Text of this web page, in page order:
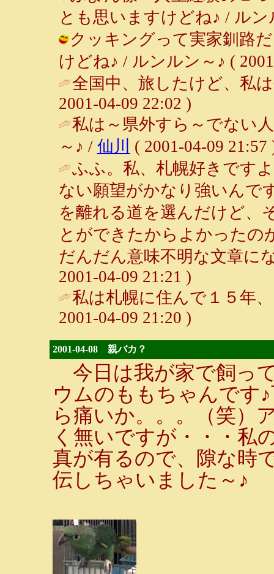
とも思いますけどね♪ / ルン
クッキングって実家釧路
けどね♪ / ルンルン～♪ (
全国中、旅したけど、私
2001-04-09 22:02 )
私は～県外すら～でない
～♪ / 仙川
( 2001-04-09 21:57
ふふ。私、札幌好きです
ない願望がかなり強いんで
を離れる道を選んだけど、
とができたからよかったの
だんだん意味不明な文章に
2001-04-09 21:21 )
私は札幌に住んで１５年
2001-04-09 21:20 )
2001-04-08 親バカ？
今日は我が家で飼っ
ウムのももちゃんです
ら痛いか。。。（笑）
く無いですが・・・私
真が有るので、隙な時
伝しちゃいました～♪